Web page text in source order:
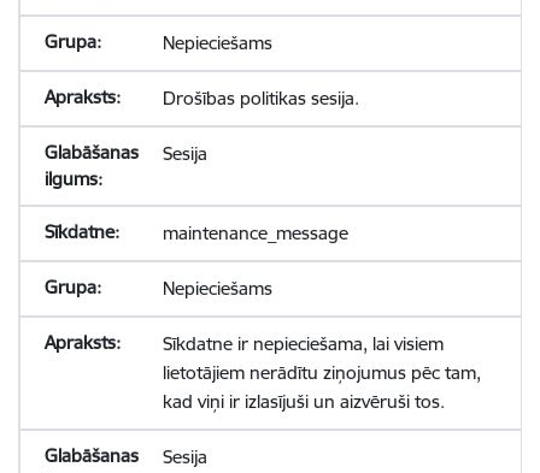
Nepieciešams
Drošības politikas sesija.
Sesija
maintenance_message
Nepieciešams
Sīkdatne ir nepieciešama, lai visiem
lietotājiem nerādītu ziņojumus pēc tam,
kad viņi ir izlasījuši un aizvēruši tos.
Sesija